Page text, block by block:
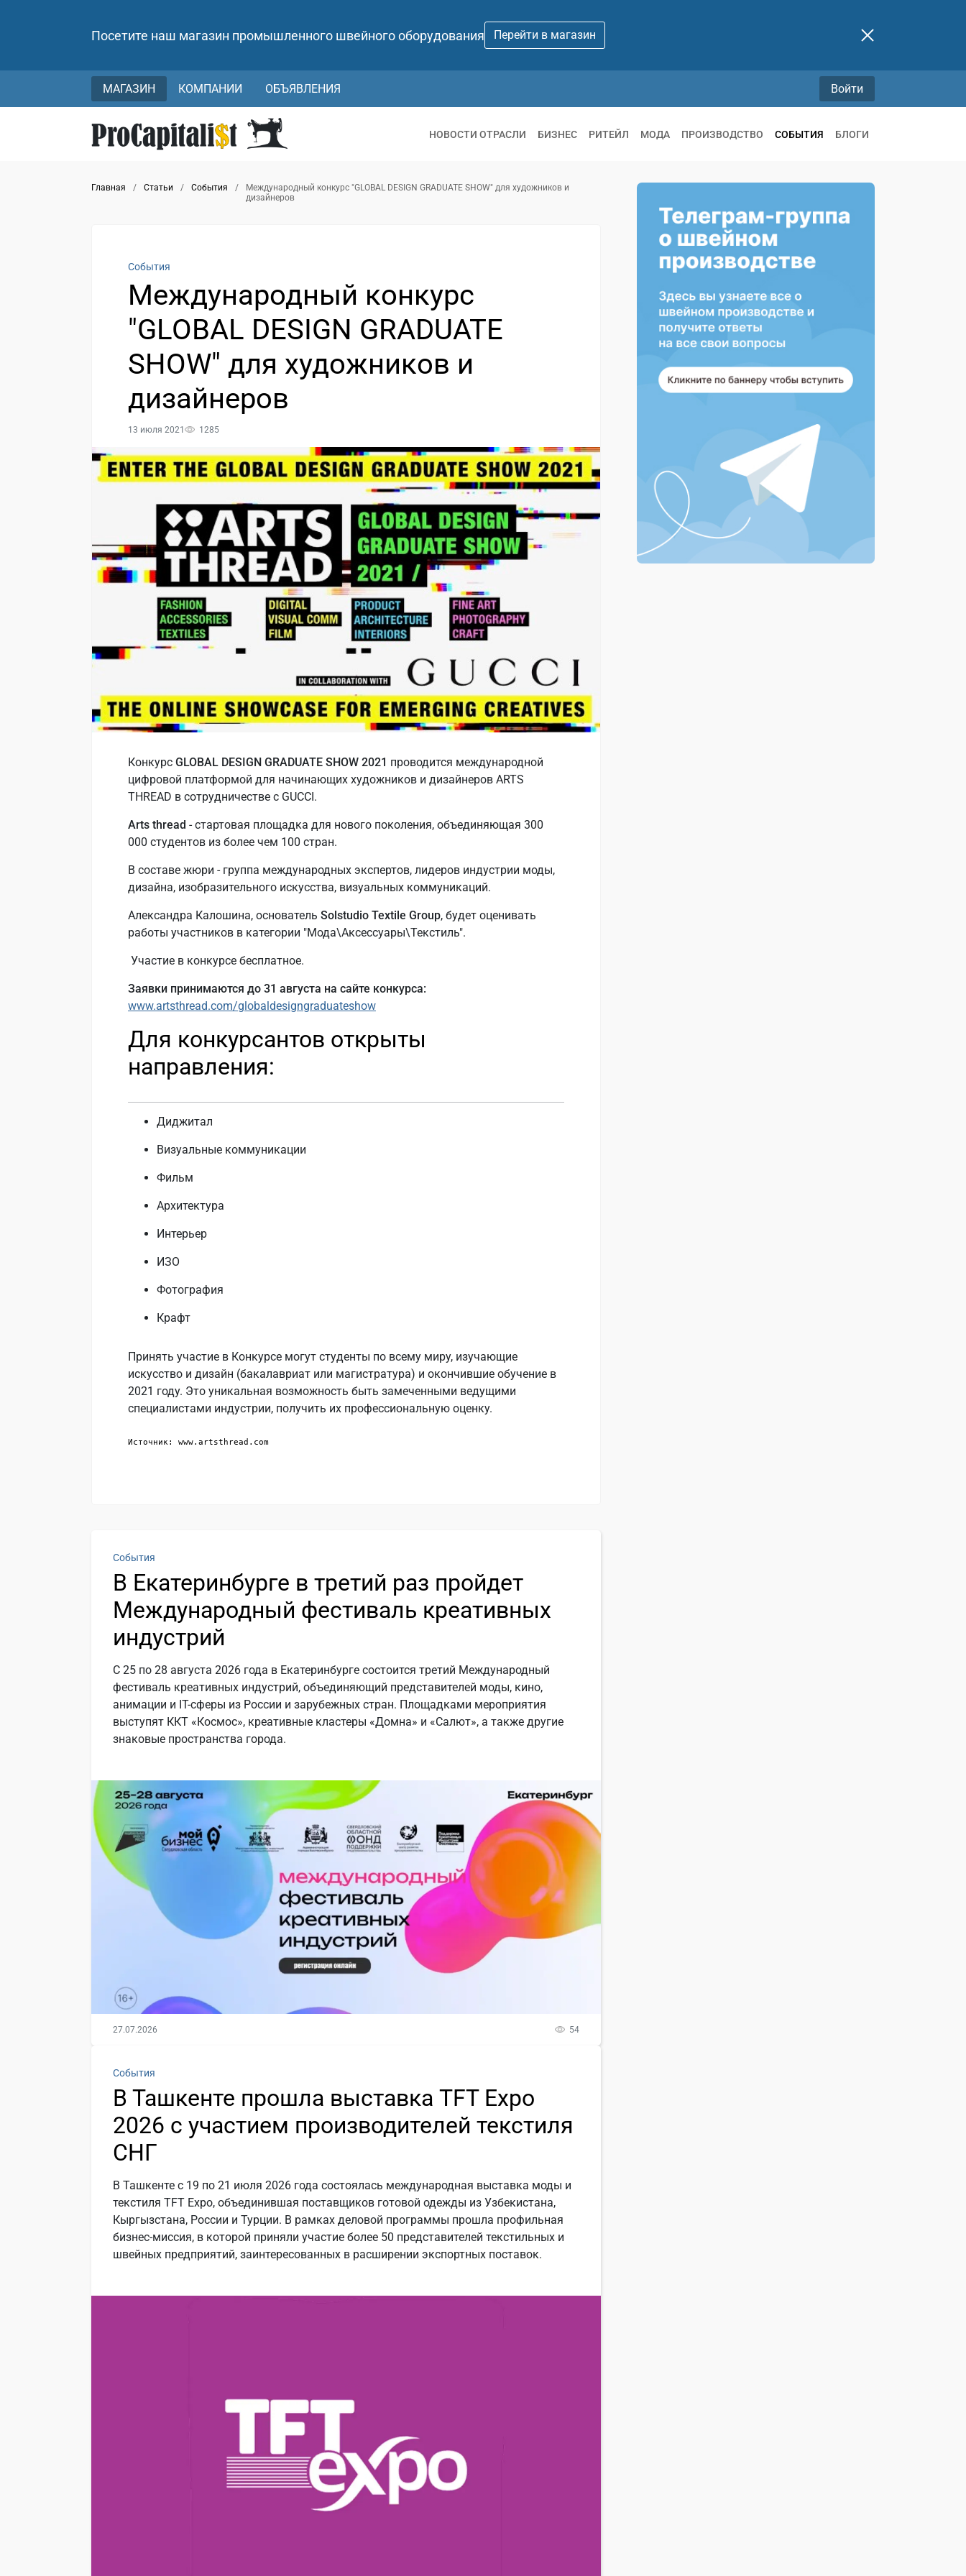
Посетите наш магазин промышленного швейного оборудования Перейти в магазин
МАГАЗИН КОМПАНИИ ОБЪЯВЛЕНИЯ Войти
НОВОСТИ ОТРАСЛИ БИЗНЕС РИТЕЙЛ МОДА ПРОИЗВОДСТВО СОБЫТИЯ БЛОГИ
Главная / Статьи / События /
Международный конкурс "GLOBAL DESIGN GRADUATE SHOW" для художников и
дизайнеров
События
Международный конкурс
"GLOBAL DESIGN GRADUATE
SHOW" для художников и
дизайнеров
13 июля 2021 1285
Конкурс GLOBAL DESIGN GRADUATE SHOW 2021 проводится международной
цифровой платформой для начинающих художников и дизайнеров ARTS
THREAD в сотрудничестве с GUCCI.
Arts thread - стартовая площадка для нового поколения, объединяющая 300
000 студентов из более чем 100 стран.
В составе жюри - группа международных экспертов, лидеров индустрии моды,
дизайна, изобразительного искусства, визуальных коммуникаций.
Александра Калошина, основатель Solstudio Textile Group, будет оценивать
работы участников в категории "Мода\Аксессуары\Текстиль".
Участие в конкурсе бесплатное.
Заявки принимаются до 31 августа на сайте конкурса:
www.artsthread.com/globaldesigngraduateshow
Для конкурсантов открыты
направления:
Диджитал
Визуальные коммуникации
Фильм
Архитектура
Интерьер
ИЗО
Фотография
Крафт
Принять участие в Конкурсе могут студенты по всему миру, изучающие
искусство и дизайн (бакалавриат или магистратура) и окончившие обучение в
2021 году. Это уникальная возможность быть замеченными ведущими
специалистами индустрии, получить их профессиональную оценку.
Источник: www.artsthread.com
События
В Екатеринбурге в третий раз пройдет
Международный фестиваль креативных
индустрий
С 25 по 28 августа 2026 года в Екатеринбурге состоится третий Международный
фестиваль креативных индустрий, объединяющий представителей моды, кино,
анимации и IT-сферы из России и зарубежных стран. Площадками мероприятия
выступят ККТ «Космос», креативные кластеры «Домна» и «Салют», а также другие
знаковые пространства города.
27.07.2026 54
События
В Ташкенте прошла выставка TFT Expo
2026 с участием производителей текстиля
СНГ
В Ташкенте с 19 по 21 июля 2026 года состоялась международная выставка моды и
текстиля TFT Expo, объединившая поставщиков готовой одежды из Узбекистана,
Кыргызстана, России и Турции. В рамках деловой программы прошла профильная
бизнес-миссия, в которой приняли участие более 50 представителей текстильных и
швейных предприятий, заинтересованных в расширении экспортных поставок.